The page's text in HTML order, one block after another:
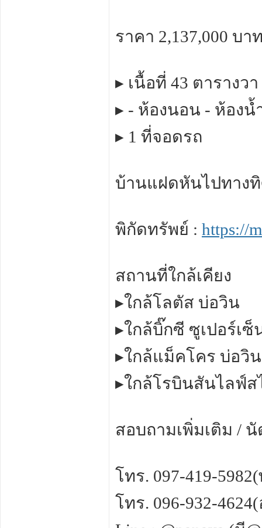
ราคา 2,137,000 บ
▸ เนื้อที่ 43 ตารางว
▸ - ห้องนอน - ห้องน้
▸ 1 ที่จอดรถ
บ้านแฝดหันไปทาง
พิกัดทรัพย์ : https://
สถานที่ใกล้เคียง
▸ใกล้โลตัส บ่อวิน
▸ใกล้บิ๊กซี ซูเปอร์เซ็
▸ใกล้แม็คโคร บ่อวิน
▸ใกล้โรบินสันไลฟ์
สอบถามเพิ่มเติม /
โทร. 097-419-
โทร. 096-932-